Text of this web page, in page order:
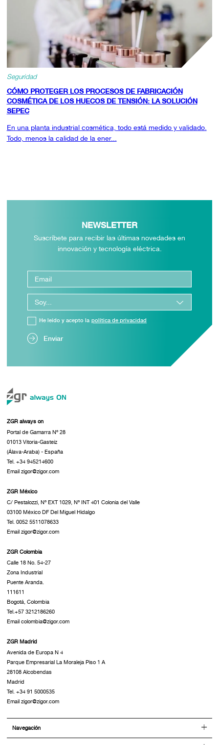
Seguridad
CÓMO PROTEGER LOS PROCESOS DE FABRICACIÓN
COSMÉTICA DE LOS HUECOS DE TENSIÓN: LA SOLUCIÓN
SEPEC
En una planta industrial cosmética, todo está medido y validado.
Todo, menos la calidad de la ener...
NEWSLETTER
Suscríbete para recibir las últimas novedades en
innovación y tecnología eléctrica.
Enviar
He leído y acepto la política de privacidad
ZGR always on
Portal de Gamarra Nº 28
01013 Vitoria-Gasteiz
(Álava-Araba) - España
Tel. +34 945214600
Email zigor@zigor.com
ZGR México
C/ Pestalozzi, Nº EXT 1029, Nº INT 401 Colonia del Valle
03100 México DF Del Miguel Hidalgo
Tel. 0052 5511078633
Email zigor@zigor.com
ZGR Colombia
Calle 18 No. 54-27
Zona Industrial
Puente Aranda.
111611
Bogotá, Colombia
Tel.+57 3212186260
Email colombia@zigor.com
ZGR Madrid
Avenida de Europa N 4
Parque Empresarial La Moraleja Piso 1 A
28108 Alcobendas
Madrid
Tel. +34 91 5000535
Email zigor@zigor.com
Navegación